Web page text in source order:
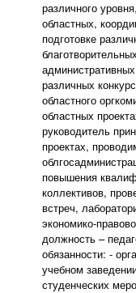
различного
областных,
подготовке
различных
областного
областных
руководитель
проектах,
повышения
коллективов,
встреч,
экономико-
должность –
обязанности: -
учебном
студенческих